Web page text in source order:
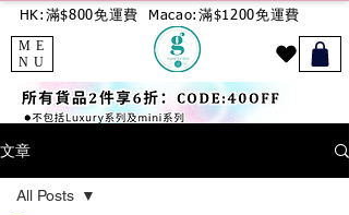
HK:滿$800免運費 Macao:滿$1200免運費
ME
NU
文章
All Posts